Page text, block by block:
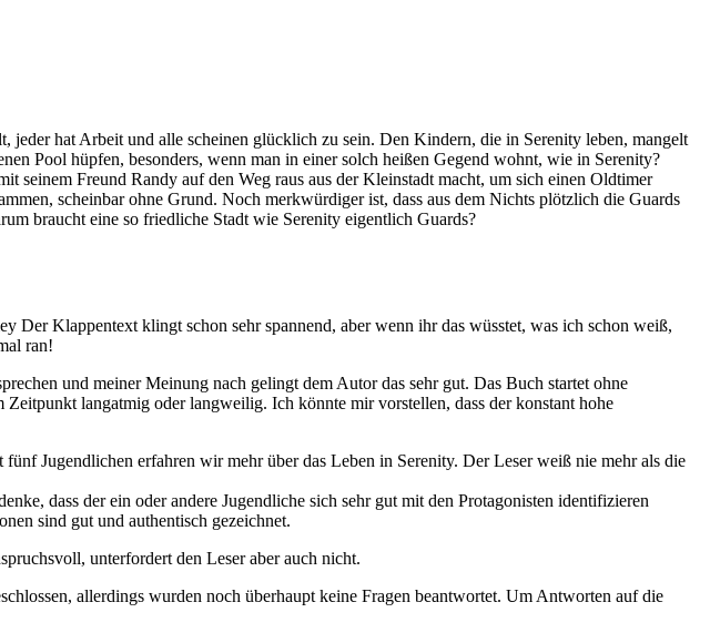
hat Arbeit und alle scheinen glücklich zu sein. Den Kindern, die in Serenity leben, mangelt
Pool hüpfen, besonders, wenn man in einer solch heißen Gegend wohnt, wie in Serenity?
seinem Freund Randy auf den Weg raus aus der Kleinstadt macht, um sich einen Oldtimer
scheinbar ohne Grund. Noch merkwürdiger ist, dass aus dem Nichts plötzlich die Guards
braucht eine so friedliche Stadt wie Serenity eigentlich Guards?
Der Klappentext klingt schon sehr spannend, aber wenn ihr das wüsstet, was ich schon weiß,
ran!
und meiner Meinung nach gelingt dem Autor das sehr gut. Das Buch startet ohne
langatmig oder langweilig. Ich könnte mir vorstellen, dass der konstant hohe
Jugendlichen erfahren wir mehr über das Leben in Serenity. Der Leser weiß nie mehr als die
dass der ein oder andere Jugendliche sich sehr gut mit den Protagonisten identifizieren
sind gut und authentisch gezeichnet.
unterfordert den Leser aber auch nicht.
allerdings wurden noch überhaupt keine Fragen beantwortet. Um Antworten auf die